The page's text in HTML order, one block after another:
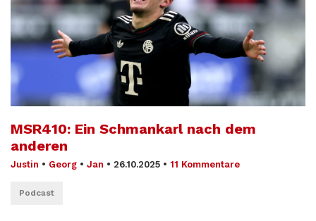
MSR410: Ein Schmankarl nach dem
anderen
Justin • Georg • Jan • 26.10.2025 • 11 Kommentare
Podcast